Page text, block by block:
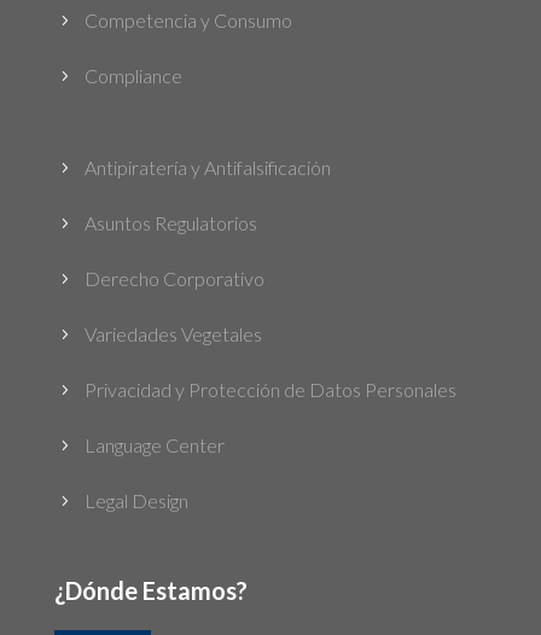
5 Competencia y Consumo
5 Compliance
5 Antipiratería y Antifalsificación
5 Asuntos Regulatorios
5 Derecho Corporativo
5 Variedades Vegetales
5 Privacidad y Protección de Datos Personales
5 Language Center
5 Legal Design
¿Dónde Estamos?